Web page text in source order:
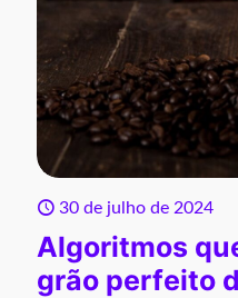
30 de julho de 2024
Algoritmos
grão perfeito